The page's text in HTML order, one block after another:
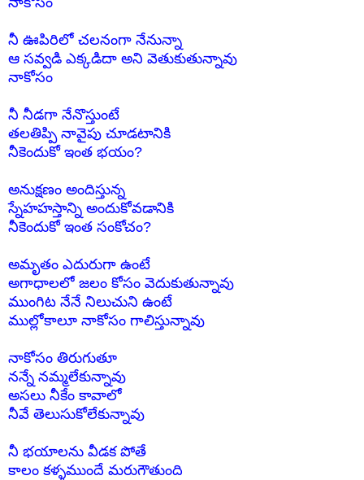
నీ ఊపిరిలో చలనంగా నేనున్నా
ఆ సవ్వడి ఎక్కడిదా అని వెతుకుతున్నావు
నాకోసం
నీ నీడగా నేనొస్తుంటే
తలతిప్పి నావైపు చూడటానికి
నీకెందుకో ఇంత భయం?
అనుక్షణం అందిస్తున్న
స్నేహహస్తాన్ని అందుకోవడానికి
నీకెందుకో ఇంత సంకోచం?
అమృతం ఎదురుగా ఉంటే
అగాధాలలో జలం కోసం వెదుకుతున్నావు
ముంగిట నేనే నిలుచుని ఉంటే
ముల్లోకాలూ నాకోసం గాలిస్తున్నావు
నాకోసం తిరుగుతూ
నన్నే నమ్మలేకున్నావు
అసలు నీకేం కావాలో
నీవే తెలుసుకోలేకున్నావు
నీ భయాలను వీడక పోతే
కాలం కళ్ళముందే మరుగౌతుంది